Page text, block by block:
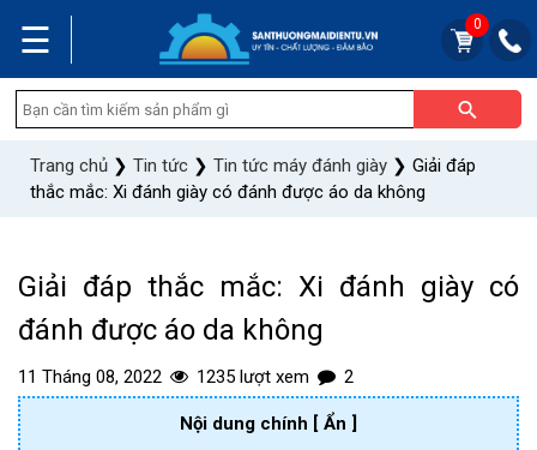
☰ 0
Trang chủ ❯ Tin tức ❯ Tin tức máy đánh giày ❯ Giải đáp
thắc mắc: Xi đánh giày có đánh được áo da không
Giải đáp thắc mắc: Xi đánh giày có
đánh được áo da không
11 Tháng 08, 2022 1235 lượt xem 2
Nội dung chính [ Ẩn ]